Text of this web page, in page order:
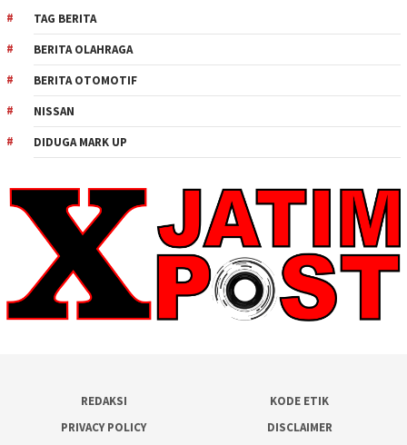
TAG BERITA
BERITA OLAHRAGA
BERITA OTOMOTIF
NISSAN
DIDUGA MARK UP
REDAKSI
KODE ETIK
PRIVACY POLICY
DISCLAIMER